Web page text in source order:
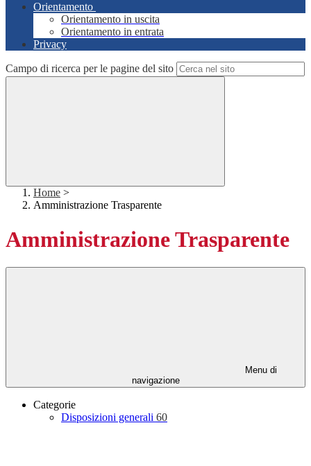
Orientamento
Orientamento in uscita
Orientamento in entrata
Privacy
Campo di ricerca per le pagine del sito
Home >
Amministrazione Trasparente
Amministrazione Trasparente
Menu di
navigazione
Categorie
Disposizioni generali 60